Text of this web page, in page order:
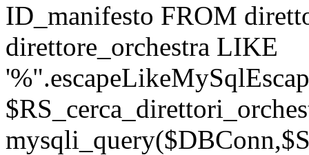
ID_manifesto FROM
direttore_orchestra LIKE